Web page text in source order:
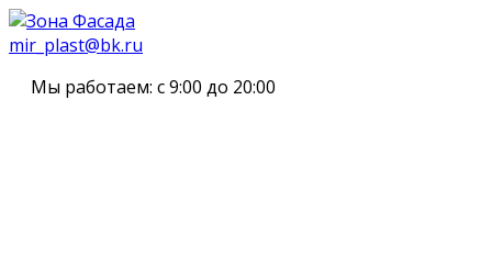
mir_plast@bk.ru
Мы работаем: с 9:00 до 20:00